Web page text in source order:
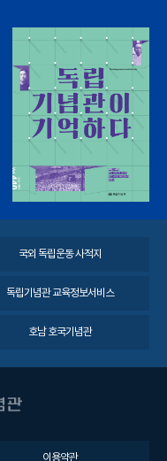
국외 독립운동 사적지
독립기념관 교육정보서비스
호남 호국기념관
이용약관